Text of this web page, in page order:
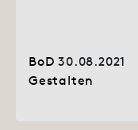
BoD 30.08.2021
Gestalten